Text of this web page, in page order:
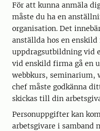
För att kunna anmäla
måste du ha en
organisation. Det
anställda hos en
uppdragsutbildning vid
vid enskild firma gå en
webbkurs, seminarium,
chef måste godkänna
skickas till din
Personuppgifter kan
arbetsgivare i samband